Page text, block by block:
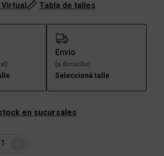
Tabla de talles
Envío
(a domicilio)
Seleccioná talle
en sucursales